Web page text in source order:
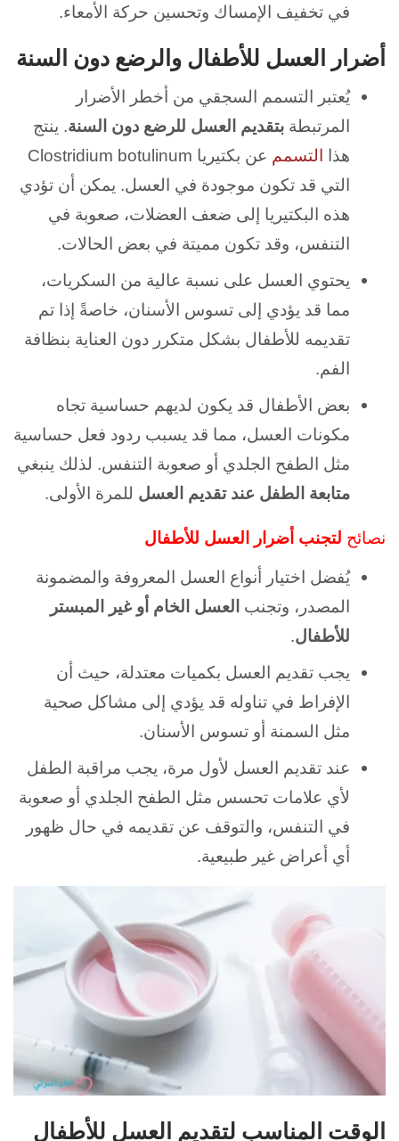
في تخفيف الإمساك وتحسين حركة الأمعاء.
أضرار العسل للأطفال والرضع دون السنة
يُعتبر التسمم السجقي من أخطر الأضرار
المرتبطة بتقديم العسل للرضع دون السنة. ينتج
هذا
التسمم
عن بكتيريا Clostridium botulinum
التي قد تكون موجودة في العسل. يمكن أن تؤدي
هذه البكتيريا إلى ضعف العضلات، صعوبة في
التنفس، وقد تكون مميتة في بعض الحالات.
يحتوي العسل على نسبة عالية من السكريات،
مما قد يؤدي إلى تسوس الأسنان، خاصةً إذا تم
تقديمه للأطفال بشكل متكرر دون العناية بنظافة
الفم.
بعض الأطفال قد يكون لديهم حساسية تجاه
مكونات العسل، مما قد يسبب ردود فعل حساسية
مثل الطفح الجلدي أو صعوبة التنفس. لذلك ينبغي
متابعة الطفل عند تقديم العسل للمرة الأولى.
نصائح لتجنب أضرار العسل للأطفال
يُفضل اختيار أنواع العسل المعروفة والمضمونة
المصدر، وتجنب العسل الخام أو غير المبستر
للأطفال.
يجب تقديم العسل بكميات معتدلة، حيث أن
الإفراط في تناوله قد يؤدي إلى مشاكل صحية
مثل السمنة أو تسوس الأسنان.
عند تقديم العسل لأول مرة، يجب مراقبة الطفل
لأي علامات تحسس مثل الطفح الجلدي أو صعوبة
في التنفس، والتوقف عن تقديمه في حال ظهور
أي أعراض غير طبيعية.
الوقت المناسب لتقديم العسل للأطفال